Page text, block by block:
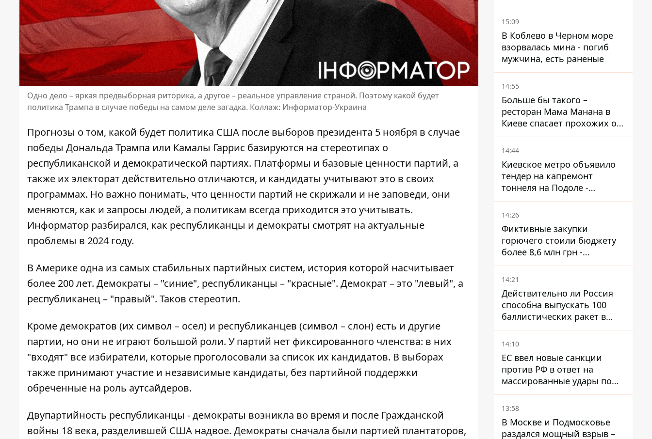
Одно дело – яркая предвыборная риторика, а другое – реальное управление страной. Поэтому какой будет
политика Трампа в случае победы на самом деле загадка. Коллаж: Информатор-Украина
Прогнозы о том, какой будет политика США после выборов президента 5 ноября в случае
победы Дональда Трампа или Камалы Гаррис базируются на стереотипах о
республиканской и демократической партиях. Платформы и базовые ценности партий, а
также их электорат действительно отличаются, и кандидаты учитывают это в своих
программах. Но важно понимать, что ценности партий не скрижали и не заповеди, они
меняются, как и запросы людей, а политикам всегда приходится это учитывать.
Информатор разбирался, как республиканцы и демократы смотрят на актуальные
проблемы в 2024 году.
В Америке одна из самых стабильных партийных систем, история которой насчитывает
более 200 лет. Демократы – "синие", республиканцы – "красные". Демократ – это "левый", а
республиканец – "правый". Таков стереотип.
Кроме демократов (их символ – осел) и республиканцев (символ – слон) есть и другие
партии, но они не играют большой роли. У партий нет фиксированного членства: в них
"входят" все избиратели, которые проголосовали за список их кандидатов. В выборах
также принимают участие и независимые кандидаты, без партийной поддержки
обреченные на роль аутсайдеров.
Двупартийность республиканцы - демократы возникла во время и после Гражданской
войны 18 века, разделившей США надвое. Демократы сначала были партией плантаторов,
15:09
В Коблево в Черном море
взорвалась мина - погиб
мужчина, есть раненые
14:55
Больше бы такого –
ресторан Мама Манана в
Киеве спасает прохожих от
жары
14:44
Киевское метро объявило
тендер на капремонт
тоннеля на Подоле -
продлится почти два года
14:26
Фиктивные закупки
горючего стоили бюджету
более 8,6 млн грн -
предприятие возместило
убытки
14:21
Действительно ли Россия
способна выпускать 100
баллистических ракет в
месяц и что с этим делать
14:10
ЕС ввел новые санкции
против РФ в ответ на
массированные удары по
Украине - Каллас раскрыла
детали
13:58
В Москве и Подмосковье
раздался мощный взрыв –